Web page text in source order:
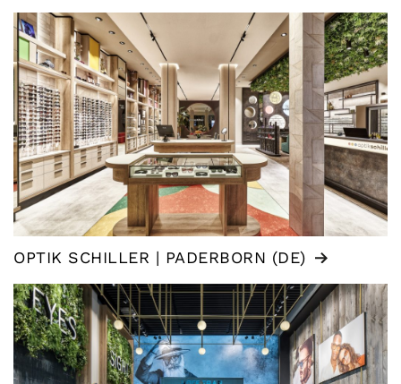
OPTIK SCHILLER | PADERBORN (DE)